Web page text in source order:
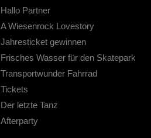
Hallo Partner
A Wiesenrock Lovestory
Jahresticket gewinnen
Frisches Wasser für den Skatepark
Transportwunder Fahrrad
Tickets
Der letzte Tanz
Afterparty